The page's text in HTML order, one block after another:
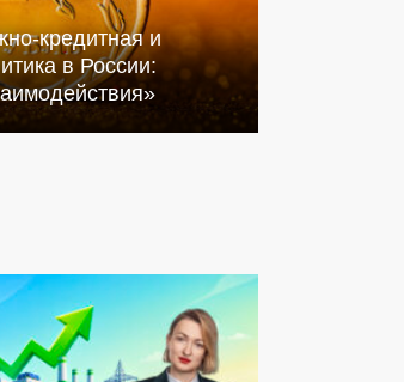
кредитная и
в России: